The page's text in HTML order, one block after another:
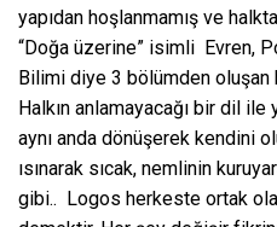
yapıdan hoşlanmamış ve
“Doğa üzerine” isimli Evren,
Bilimi diye 3 bölümden oluşan
Halkın anlamayacağı bir dil ile
aynı anda dönüşerek kendini
ısınarak sıcak, nemlinin
gibi.. Logos herkeste ortak